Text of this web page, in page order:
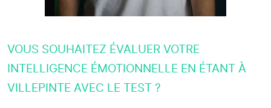
VOUS SOUHAITEZ ÉVALUER VOTRE
INTELLIGENCE ÉMOTIONNELLE EN ÉTANT À
VILLEPINTE AVEC LE TEST ?